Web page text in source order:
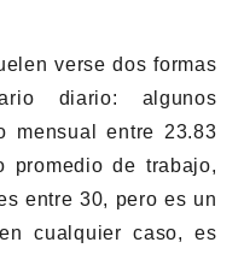
verse dos formas
diario: algunos
mensual entre 23.83
promedio de trabajo,
entre 30, pero es un
cualquier caso, es